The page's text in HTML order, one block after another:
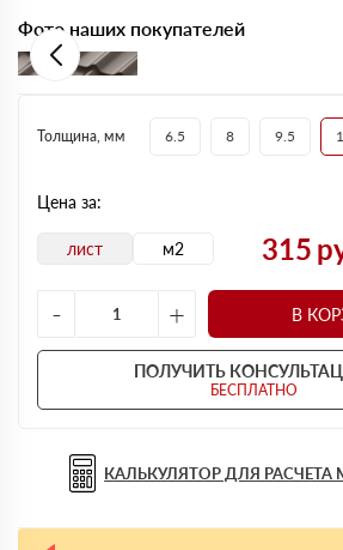
Фото наших покупателей
Толщина, мм 6.5 8 9.5
Цена за:
лист м2 315
-
+ В
ПОЛУЧИТЬ
БЕСПЛАТНО
КАЛЬКУЛЯТОР ДЛЯ РАСЧЕТА